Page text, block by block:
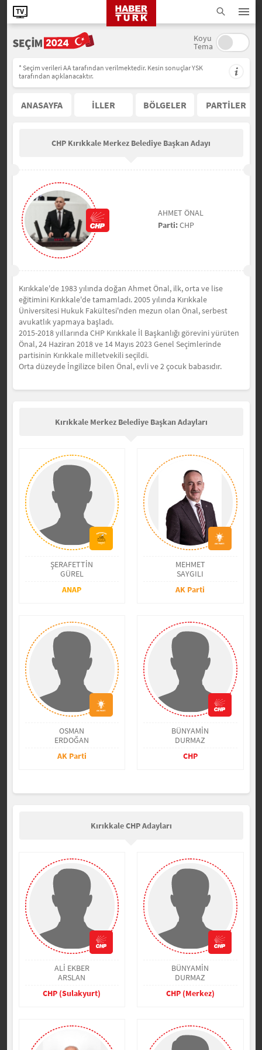
Koyu
Tema
* Seçim verileri AA tarafından verilmektedir. Kesin sonuçlar YSK
tarafından açıklanacaktır.
ANASAYFA İLLER BÖLGELER PARTİLER
CHP Kırıkkale Merkez Belediye Başkan Adayı
AHMET ÖNAL
Parti:CHP
Kırıkkale'de 1983 yılında doğan Ahmet Önal,ilk, orta ve lise
eğitimini Kırıkkale'de tamamladı.2005 yılında Kırıkkale
Üniversitesi Hukuk Fakültesi'nden mezun olan Önal, serbest
avukatlık yapmaya başladı.
2015-2018 yıllarında CHP Kırıkkale İl Başkanlığı görevini yürüten
Önal, 24 Haziran 2018 ve 14 Mayıs 2023 Genel Seçimlerinde
partisinin Kırıkkale milletvekili seçildi.
Orta düzeyde İngilizce bilen Önal, evli ve 2 çocuk babasıdır.
Kırıkkale Merkez Belediye Başkan Adayları
ŞERAFETTİN
GÜREL
ANAP
MEHMET
SAYGILI
AK Parti
OSMAN
ERDOĞAN
AK Parti
BÜNYAMİN
DURMAZ
CHP
Kırıkkale CHP Adayları
ALİ EKBER
ARSLAN
CHP (Sulakyurt)
BÜNYAMİN
DURMAZ
CHP (Merkez)